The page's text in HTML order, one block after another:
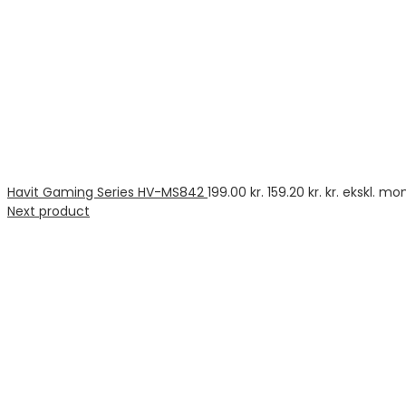
Havit Gaming Series HV-MS842 199.00 kr. 159.20 kr. kr. ekskl.
Next product